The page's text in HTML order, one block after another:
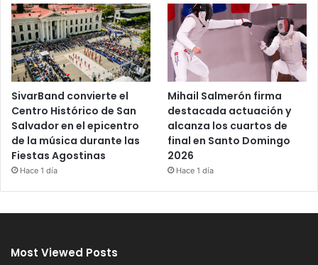
SivarBand convierte el
Centro Histórico de San
Salvador en el epicentro
de la música durante las
Fiestas Agostinas
Hace 1 día
Mihail Salmerón firma
destacada actuación y
alcanza los cuartos de
final en Santo Domingo
2026
Hace 1 día
Most Viewed Posts